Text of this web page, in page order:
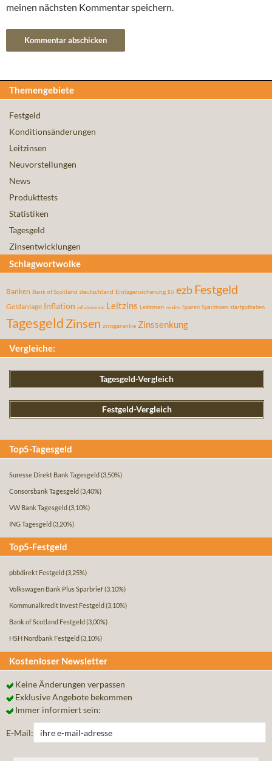
meinen nächsten Kommentar speichern.
Themengebiete
Festgeld
Konditionsänderungen
Leitzinsen
Neuvorstellungen
News
Produkttests
Statistiken
Tagesgeld
Zinsentwicklungen
Schlagwortwolke
Banken Bank of Scotland deutschland Einlagensicherung EU ezbFestgeld
Geldanlage Inflation inflationsrate Leitzins Leitzinsen rendite Sparen Sparzinsen startguthaben
Tagesgeld Zinsen zinsgarantie Zinssenkung
Vergleiche:
Tagesgeld-Vergleich
Festgeld-Vergleich
Top5-Tagesgeld
Suresse Direkt Bank Tagesgeld (3,50%)
Consorsbank Tagesgeld (3,40%)
VW Bank Tagesgeld (3,10%)
ING Tagesgeld (3,20%)
Top5-Festgeld
pbbdirekt Festgeld (3,25%)
Volkswagen Bank Plus Sparbrief(3,10%)
Kommunalkredit Invest Festgeld (3,10%)
Bank of Scotland Festgeld (3,00%)
HSH Nordbank Festgeld (3,10%)
Kostenloser Newsletter
Keine Änderungen verpassen
Exklusive Angebote bekommen
Immer informiert sein:
E-Mail: